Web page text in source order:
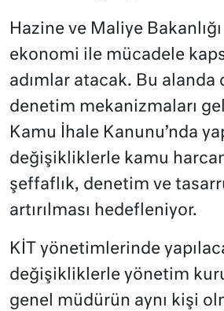
Hazine ve Maliye Bakanlığı
ekonomi ile mücadele
adımlar atacak. Bu alanda
denetim mekanizmaları
Kamu İhale Kanunu’nda
değişikliklerle kamu
şeffaflık, denetim ve
artırılması hedefleniyor.
KİT yönetimlerinde
değişikliklerle yönetim
genel müdürün aynı kişi